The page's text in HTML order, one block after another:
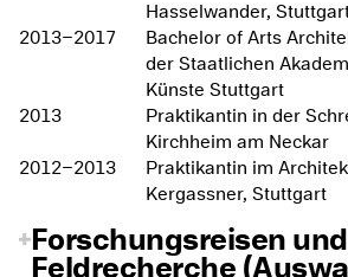
Hasselwander,
2013–2017
Bachelor of Arts
der Staatlichen
Künste Stuttgart
2013
Praktikantin in der
Kirchheim am Neckar
2012–2013
Praktikantin im
Kergassner, Stuttgart
Forschungsreisen und
Feldrecherche